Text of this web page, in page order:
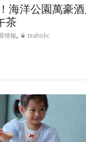
海洋公園萬豪
茶
情報, 🍵 teaholic